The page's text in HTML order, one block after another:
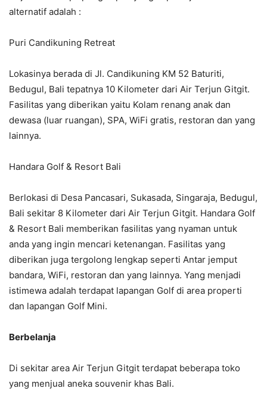
alternatif adalah :
Puri Candikuning Retreat
Lokasinya berada di Jl. Candikuning KM 52 Baturiti,
Bedugul, Bali tepatnya 10 Kilometer dari Air Terjun Gitgit.
Fasilitas yang diberikan yaitu Kolam renang anak dan
dewasa (luar ruangan), SPA, WiFi gratis, restoran dan yang
lainnya.
Handara Golf & Resort Bali
Berlokasi di Desa Pancasari, Sukasada, Singaraja, Bedugul,
Bali sekitar 8 Kilometer dari Air Terjun Gitgit. Handara Golf
& Resort Bali memberikan fasilitas yang nyaman untuk
anda yang ingin mencari ketenangan. Fasilitas yang
diberikan juga tergolong lengkap seperti Antar jemput
bandara, WiFi, restoran dan yang lainnya. Yang menjadi
istimewa adalah terdapat lapangan Golf di area properti
dan lapangan Golf Mini.
Berbelanja
Di sekitar area Air Terjun Gitgit terdapat beberapa toko
yang menjual aneka souvenir khas Bali.